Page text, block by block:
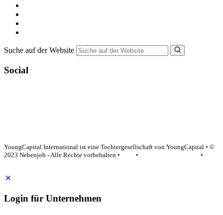
Suche auf der Website
Social
YoungCapital International ist eine Tochtergesellschaft von YoungCapital • ©
2023 Nebenjob - Alle Rechte vorbehalten •
•
•
Login für Unternehmen